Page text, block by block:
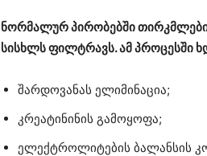
ნორმალურ პირობებში
სისხლს ფილტრავს. ამ პროცესში
შარდოვანას ელიმინაცია;
კრეატინინის გამოყოფა;
ელექტროლიტების ბალანსის